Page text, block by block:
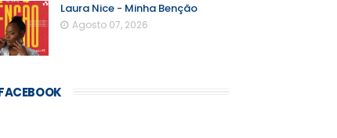
Laura Nice - Minha Benção
Agosto 07, 2026